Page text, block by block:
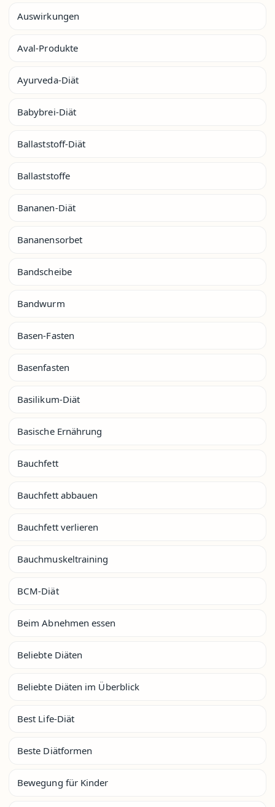
Auswirkungen
Aval-Produkte
Ayurveda-Diät
Babybrei-Diät
Ballaststoff-Diät
Ballaststoffe
Bananen-Diät
Bananensorbet
Bandscheibe
Bandwurm
Basen-Fasten
Basenfasten
Basilikum-Diät
Basische Ernährung
Bauchfett
Bauchfett abbauen
Bauchfett verlieren
Bauchmuskeltraining
BCM-Diät
Beim Abnehmen essen
Beliebte Diäten
Beliebte Diäten im Überblick
Best Life-Diät
Beste Diätformen
Bewegung für Kinder